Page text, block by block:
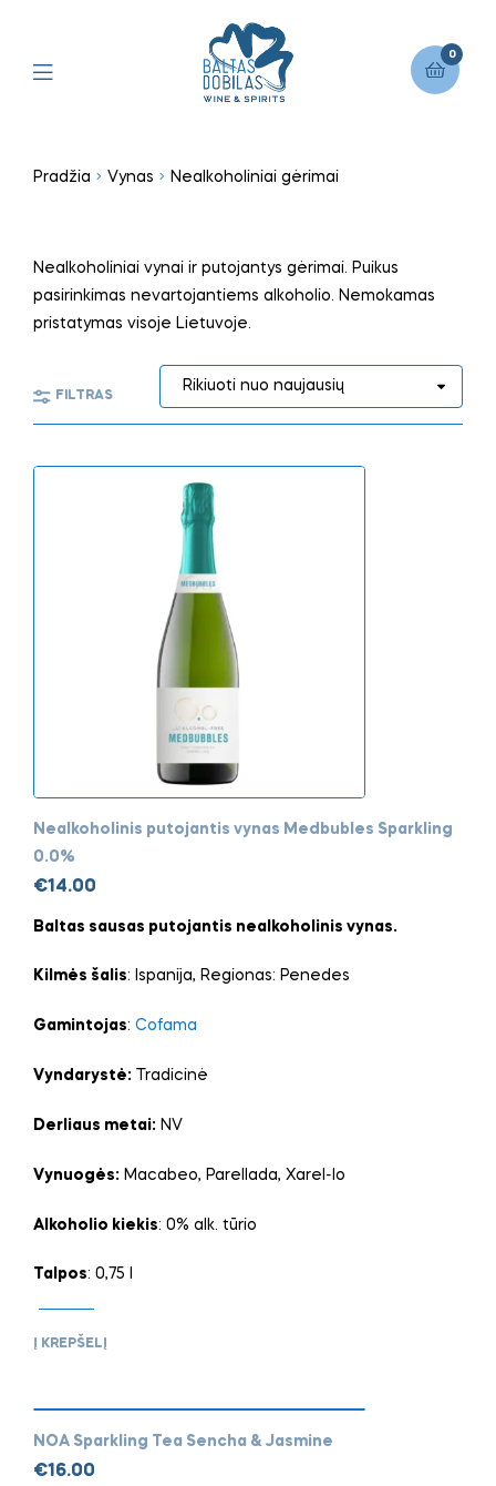
0
Pradžia Vynas Nealkoholiniai gėrimai
Nealkoholiniai vynai ir putojantys gėrimai. Puikus
pasirinkimas nevartojantiems alkoholio. Nemokamas
pristatymas visoje Lietuvoje.
FILTRAS
Nealkoholinis putojantis vynas Medbubles Sparkling
0.0%
€14.00
Baltas sausas putojantis nealkoholinis vynas.
Kilmės šalis: Ispanija, Regionas: Penedes
Gamintojas: Cofama
Vyndarystė: Tradicinė
Derliaus metai: NV
Vynuogės: Macabeo, Parellada, Xarel-lo
Alkoholio kiekis: 0% alk. tūrio
Talpos: 0,75 l
Į KREPŠELĮ
NOA Sparkling Tea Sencha & Jasmine
€16.00